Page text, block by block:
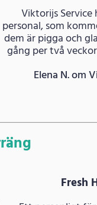
Viktorijs
personal, som
dem är pigga och
gång per två
Elena N. om
Fresh